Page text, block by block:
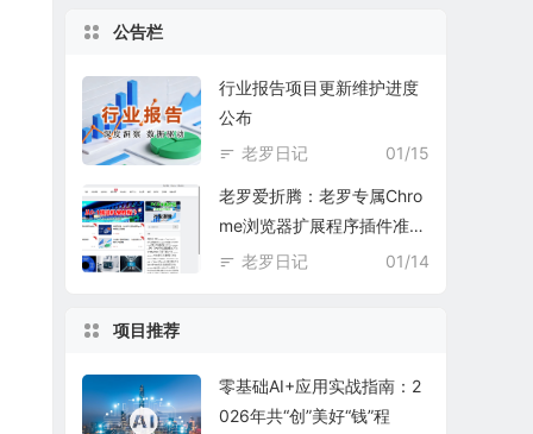
公告栏
行业报告项目更新维护进度
公布
01/15
老罗日记
老罗爱折腾：老罗专属Chro
me浏览器扩展程序插件准备
中
01/14
老罗日记
项目推荐
零基础AI+应用实战指南：2
026年共“创”美好“钱”程